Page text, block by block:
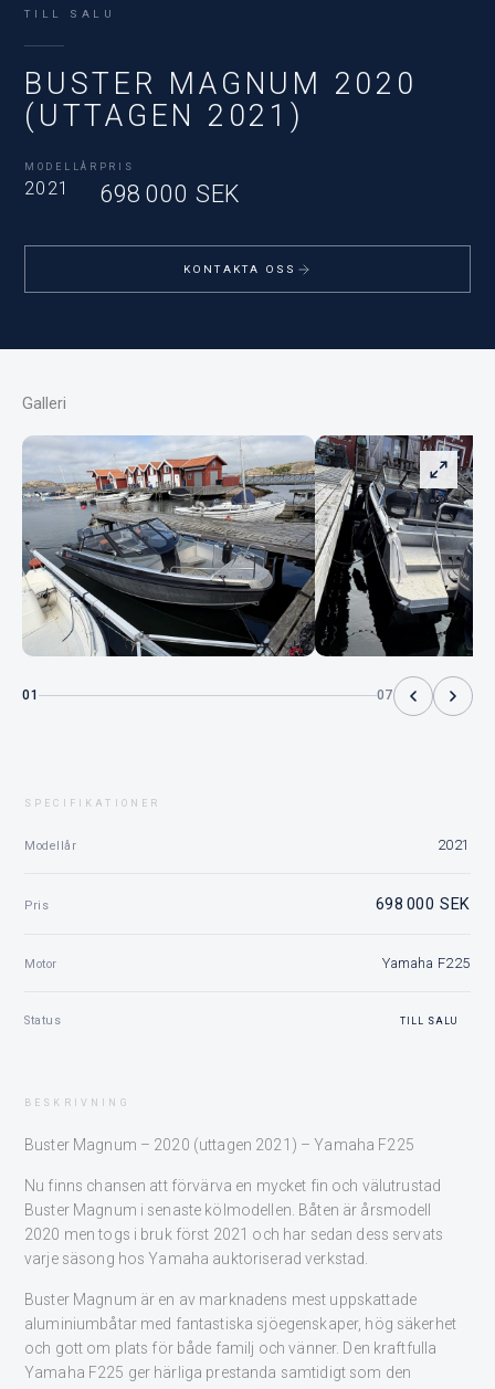
TILL SALU
BUSTER MAGNUM 2020
(UTTAGEN 2021)
MODELLÅR
2021
PRIS
698 000 SEK
KONTAKTA OSS
Galleri
01 07
SPECIFIKATIONER
Modellår 2021
Pris 698 000 SEK
Motor Yamaha F225
Status TILL SALU
BESKRIVNING
Buster Magnum – 2020 (uttagen 2021) – Yamaha F225
Nu finns chansen att förvärva en mycket fin och välutrustad
Buster Magnum i senaste kölmodellen. Båten är årsmodell
2020 men togs i bruk först 2021 och har sedan dess servats
varje säsong hos Yamaha auktoriserad verkstad.
Buster Magnum är en av marknadens mest uppskattade
aluminiumbåtar med fantastiska sjöegenskaper, hög säkerhet
och gott om plats för både familj och vänner. Den kraftfulla
Yamaha F225 ger härliga prestanda samtidigt som den